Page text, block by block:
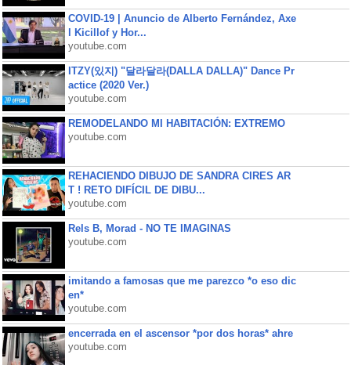
COVID-19 | Anuncio de Alberto Fernández, Axe
l Kicillof y Hor...
youtube.com
ITZY(있지) "달라달라(DALLA DALLA)" Dance Pr
actice (2020 Ver.)
youtube.com
REMODELANDO MI HABITACIÓN: EXTREMO
youtube.com
REHACIENDO DIBUJO DE SANDRA CIRES AR
T ! RETO DIFÍCIL DE DIBU...
youtube.com
Rels B, Morad - NO TE IMAGINAS
youtube.com
imitando a famosas que me parezco *o eso dic
en*
youtube.com
encerrada en el ascensor *por dos horas* ahre
youtube.com